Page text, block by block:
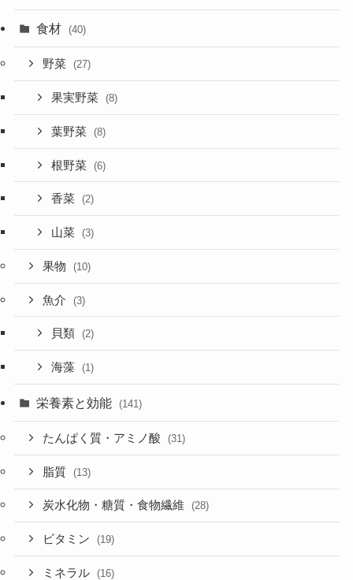
食材 (40)
野菜 (27)
果実野菜 (8)
葉野菜 (8)
根野菜 (6)
香菜 (2)
山菜 (3)
果物 (10)
魚介 (3)
貝類 (2)
海藻 (1)
栄養素と効能 (141)
たんぱく質・アミノ酸 (31)
脂質 (13)
炭水化物・糖質・食物繊維 (28)
ビタミン (19)
ミネラル (16)